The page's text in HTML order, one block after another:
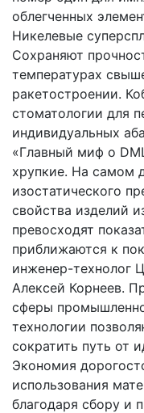
облегченных
Никелевые
Сохраняют
температурах
ракетостроении.
стоматологии для
индивидуальных
«Главный миф о
хрупкие. На самом
изостатического
свойства изделий
превосходят
приближаются к
инженер-технолог
Алексей Корнеев.
сферы
технологии
сократить путь от
Экономия
использования
благодаря сбору и